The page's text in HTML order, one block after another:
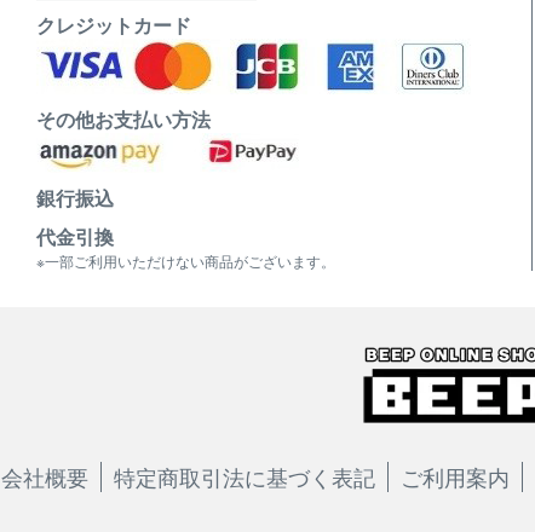
クレジットカード
その他お支払い方法
銀行振込
代金引換
※一部ご利用いただけない商品がございます。
会社概要 特定商取引法に基づく表記 ご利用案内